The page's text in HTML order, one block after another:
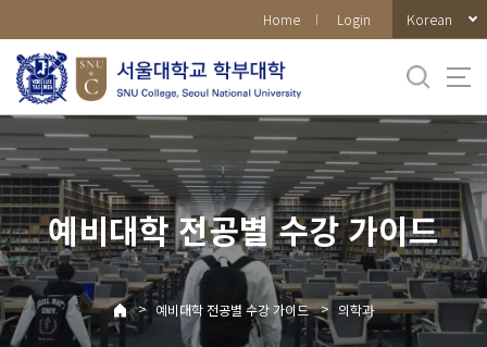
메뉴
Home Login Korean
예비대학 전공별 수강 가이드
> 예비대학 전공별 수강 가이드 > 의학과